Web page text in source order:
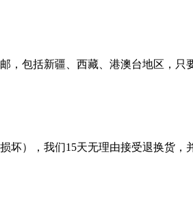
，包括新疆、西藏、港澳台地区，
坏），我们15天无理由接受退换货，